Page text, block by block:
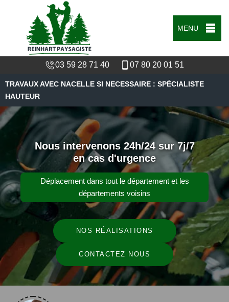
MENU
03 59 28 71 40 07 80 20 01 51
TRAVAUX AVEC NACELLE SI NECESSAIRE : SPÉCIALISTE
HAUTEUR
Nous intervenons 24h/24 sur 7j/7
en cas d'urgence
Déplacement dans tout le département et les
départements voisins
NOS RÉALISATIONS
CONTACTEZ NOUS